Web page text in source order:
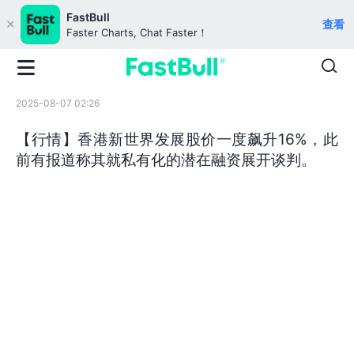
FastBull
Faster Charts, Chat Faster！
查看
2025-08-07 02:26
【行情】香港新世界发展股价一度飙升16%，此
前有报道称其就私有化的潜在融资展开谈判。